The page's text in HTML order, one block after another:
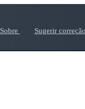
Sobre Sugerir